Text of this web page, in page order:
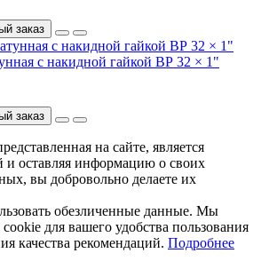
заказ
с накидной гайкой ВР 32 × 1"
заказ
на сайте, является
и оставляя информацию о своих
вы добровольно делаете их
обезличенные данные. Мы
для вашего удобства пользования
качества рекомендаций. Подробнее